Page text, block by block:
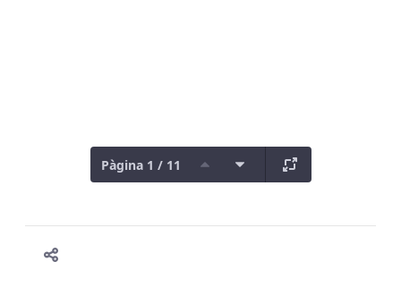
Pàgina 1 / 11